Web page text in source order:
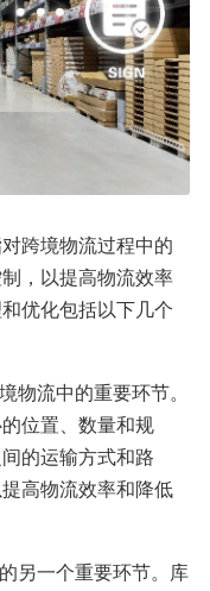
跨境物流过程中的
，以提高物流效率
优化包括以下几个
物流中的重要环节。
位置、数量和规
的运输方式和路
高物流效率和降低
另一个重要环节。库